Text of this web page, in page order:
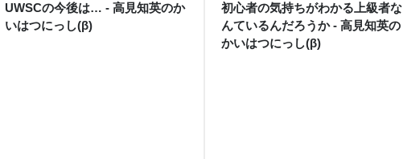
UWSCの今後は… - 高見知英のか
いはつにっし(β)
初心者の気持ちがわかる上級者な
んているんだろうか - 高見知英の
かいはつにっし(β)